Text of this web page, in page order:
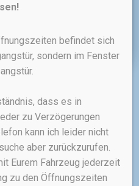
befindet sich
sondern im Fenster
dass es in
zu Verzögerungen
kann ich leider nicht
aber zurückzurufen.
Eurem Fahrzeug jederzeit
zu den Öffnungszeiten